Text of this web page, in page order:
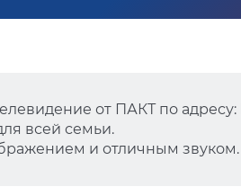
от ПАКТ по адресу:
всей семьи.
и отличным звуком.